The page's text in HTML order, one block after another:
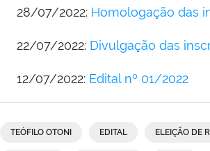
28/07/2022: Homologação das
22/07/2022: Divulgação das
12/07/2022: Edital nº 01/2022
TEÓFILO OTONI EDITAL ELEIÇÃO DE